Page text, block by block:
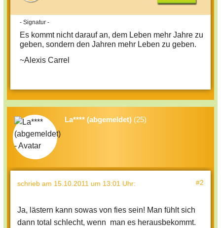
- Signatur -
Es kommt nicht darauf an, dem Leben mehr Jahre zu
geben, sondern den Jahren mehr Leben zu geben.
~Alexis Carrel
La**** (abgemeldet) (25)
schrieb am 15.10.2011 um 13:01 Uhr: #2
Ja, lästern kann sowas von fies sein! Man fühlt sich
dann total schlecht, wenn man es herausbekommt.